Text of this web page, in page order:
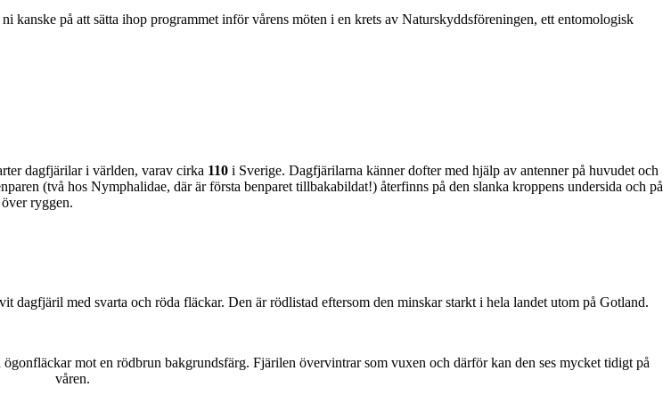
på att sätta ihop programmet inför vårens möten i en krets av Naturskyddsföreningen, ett entomologisk
dagfjärilar i världen, varav cirka 110 i Sverige. Dagfjärilarna känner dofter med hjälp av antenner på huvudet och
(två hos Nymphalidae, där är första benparet tillbakabildat!) återfinns på den slanka kroppens undersida och på
ryggen.
med svarta och röda fläckar. Den är rödlistad eftersom den minskar starkt i hela landet utom på Gotland.
mot en rödbrun bakgrundsfärg. Fjärilen övervintrar som vuxen och därför kan den ses mycket tidigt på
våren.